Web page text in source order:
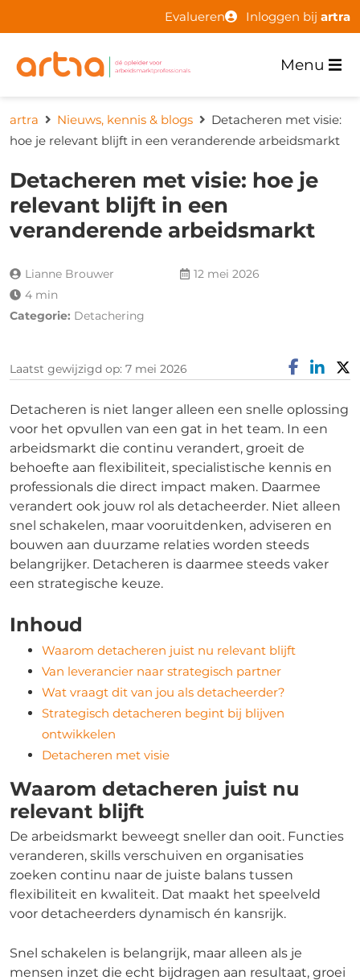
Evalueren Inloggen bij artra
Menu
artra Nieuws, kennis & blogs
Detacheren met visie:
hoe je relevant blijft in een veranderende arbeidsmarkt
Detacheren met visie: hoe je
relevant blijft in een
veranderende arbeidsmarkt
Lianne Brouwer
12 mei 2026
4 min
Categorie: Detachering
Laatst gewijzigd op: 7 mei 2026
Detacheren is niet langer alleen een snelle oplossing
voor het opvullen van een gat in het team. In een
arbeidsmarkt die continu verandert, groeit de
behoefte aan flexibiliteit, specialistische kennis en
professionals die direct impact maken. Daarmee
verandert ook jouw rol als detacheerder. Niet alleen
snel schakelen, maar vooruitdenken, adviseren en
bouwen aan duurzame relaties worden steeds
belangrijker. Detacheren is daarmee steeds vaker
een strategische keuze.
Inhoud
Waarom detacheren juist nu relevant blijft
Van leverancier naar strategisch partner
Wat vraagt dit van jou als detacheerder?
Strategisch detacheren begint bij blijven
ontwikkelen
Detacheren met visie
Waarom detacheren juist nu
relevant blijft
De arbeidsmarkt beweegt sneller dan ooit. Functies
veranderen, skills verschuiven en organisaties
zoeken continu naar de juiste balans tussen
flexibiliteit en kwaliteit. Dat maakt het speelveld
voor detacheerders dynamisch én kansrijk.
Snel schakelen is belangrijk, maar alleen als je
mensen inzet die echt bijdragen aan resultaat, groei